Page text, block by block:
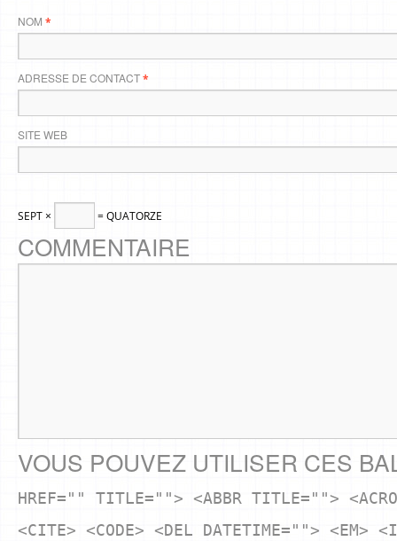
NOM *
ADRESSE DE CONTACT*
SITE WEB
SEPT × = QUATORZE
COMMENTAIRE
VOUS POUVEZ UTILISER CES
HREF="" TITLE=""> <ABBR TITLE="">
<CITE> <CODE> <DEL DATETIME=""> <EM>